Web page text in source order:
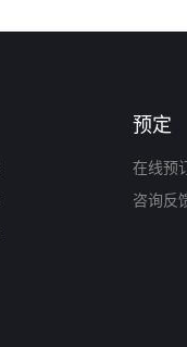
预定
在线预
咨询反